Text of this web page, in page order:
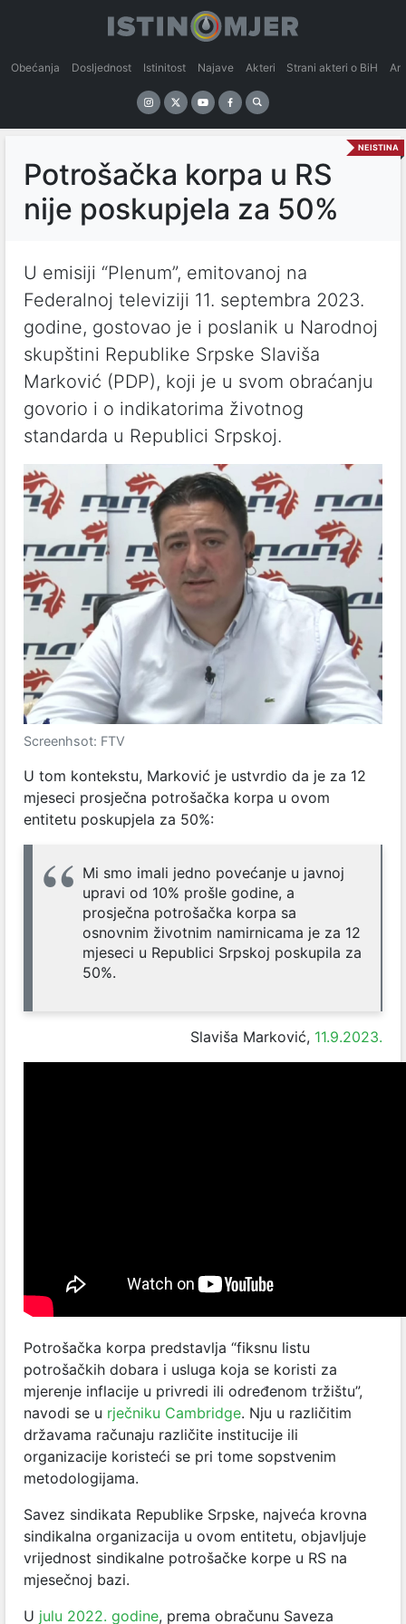
Obećanja Dosljednost Istinitost Najave Akteri Strani akteri o BiH
NEISTINA
Potrošačka korpa u RS
nije poskupjela za 50%
U emisiji “Plenum”, emitovanoj na
Federalnoj televiziji 11. septembra 2023.
godine, gostovao je i poslanik u Narodnoj
skupštini Republike Srpske Slaviša
Marković (PDP), koji je u svom obraćanju
govorio i o indikatorima životnog
standarda u Republici Srpskoj.
Screenhsot: FTV
U tom kontekstu, Marković je ustvrdio da je za 12
mjeseci prosječna potrošačka korpa u ovom
entitetu poskupjela za 50%:
Mi smo imali jedno povećanje u javnoj
upravi od 10% prošle godine, a
prosječna potrošačka korpa sa
osnovnim životnim namirnicama je za 12
mjeseci u Republici Srpskoj poskupila za
50%.
Slaviša Marković, 11.9.2023.
Potrošačka korpa predstavlja “fiksnu listu
potrošačkih dobara i usluga koja se koristi za
mjerenje inflacije u privredi ili određenom tržištu”,
navodi se u rječniku Cambridge. Nju u različitim
državama računaju različite institucije ili
organizacije koristeći se pri tome sopstvenim
metodologijama.
Savez sindikata Republike Srpske, najveća krovna
sindikalna organizacija u ovom entitetu, objavljuje
vrijednost sindikalne potrošačke korpe u RS na
mjesečnoj bazi.
U julu 2022. godine, prema obračunu Saveza